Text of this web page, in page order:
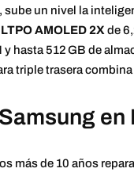
, sube un nivel la
AMOLED 2Xde
y hasta 512 GB de
triple trasera
en
más de 10 años